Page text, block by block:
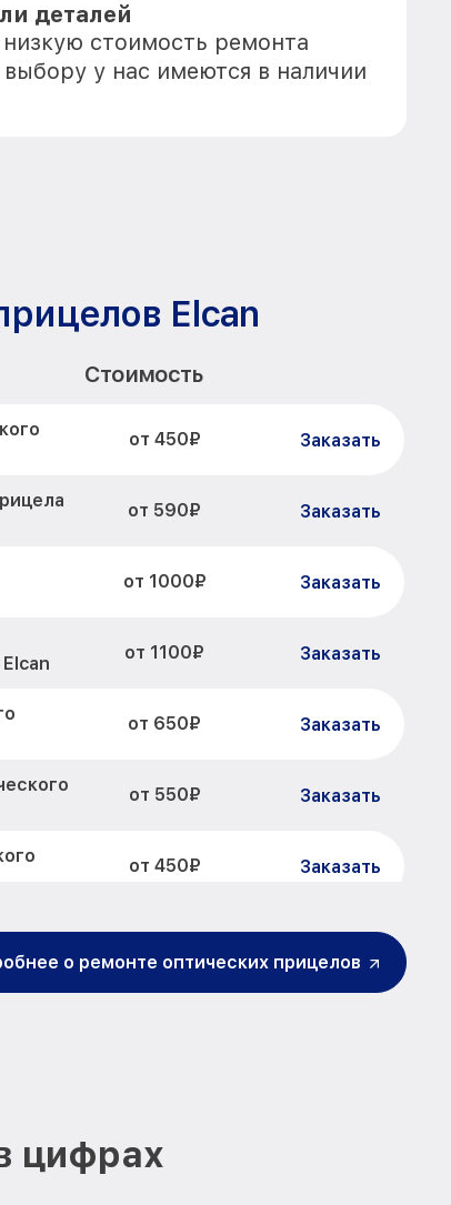
деталей
стоимость ремонта
у нас имеются в наличии
Elcan
Стоимость
от 450₽ Заказать
от 590₽ Заказать
от 1000₽ Заказать
от 1100₽ Заказать
от 650₽ Заказать
от 550₽ Заказать
от 450₽ Заказать
Заказать
Заказать
о ремонте оптических прицелов
цифрах